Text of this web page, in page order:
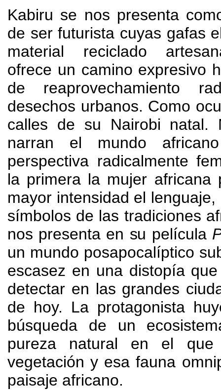
Kabiru se nos presenta
de ser futurista cuyas gafas
material reciclado
ofrece un camino expresivo
de reaprovechamiento
desechos urbanos. Como
calles de su Nairobi natal.
narran el mundo
perspectiva radicalmente
la primera la mujer africana
mayor intensidad el lenguaje,
símbolos de las tradiciones
nos presenta en su película
un mundo posapocalíptico
escasez en una distopía
detectar en las grandes
de hoy. La protagonista
búsqueda de un
pureza natural en el que
vegetación y esa fauna
paisaje africano.